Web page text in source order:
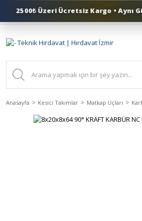
Anasayfa Kesici Takımlar Matkap Uçları
2500₺ Üzeri Ücretsiz Kargo • Aynı